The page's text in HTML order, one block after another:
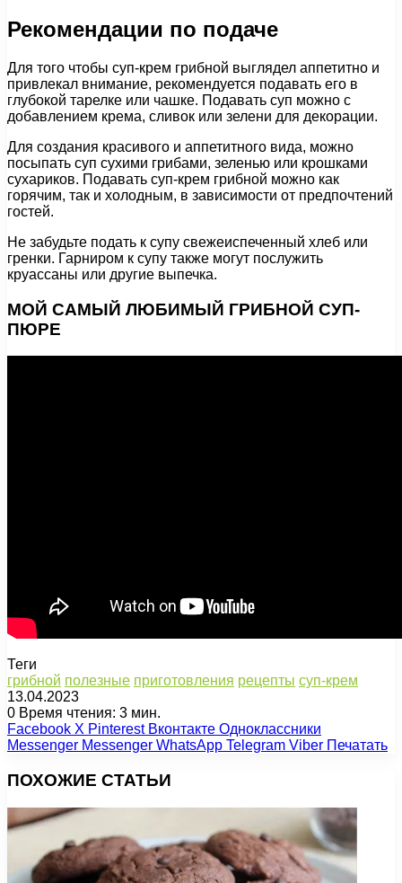
Рекомендации по подаче
Для того чтобы суп-крем грибной выглядел аппетитно и
привлекал внимание, рекомендуется подавать его в
глубокой тарелке или чашке. Подавать суп можно с
добавлением крема, сливок или зелени для декорации.
Для создания красивого и аппетитного вида, можно
посыпать суп сухими грибами, зеленью или крошками
сухариков. Подавать суп-крем грибной можно как
горячим, так и холодным, в зависимости от предпочтений
гостей.
Не забудьте подать к супу свежеиспеченный хлеб или
гренки. Гарниром к супу также могут послужить
круассаны или другие выпечка.
МОЙ САМЫЙ ЛЮБИМЫЙ ГРИБНОЙ СУП-
ПЮРЕ
Теги
грибной полезные приготовления рецепты суп-крем
13.04.2023
0 Время чтения: 3 мин.
Facebook X Pinterest Вконтакте Одноклассники
Messenger Messenger WhatsApp Telegram Viber Печатать
ПОХОЖИЕ СТАТЬИ